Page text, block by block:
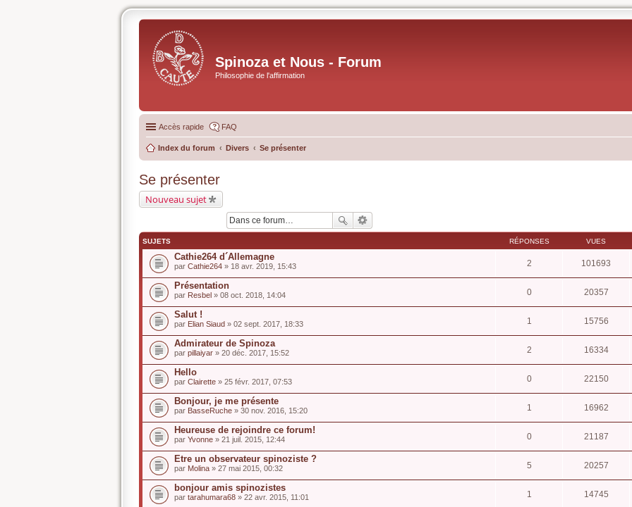
Spinoza et Nous - Forum
Philosophie de l'affirmation
Accès rapide FAQ
Index du forum Divers Se présenter
Se présenter
Nouveau sujet
SUJETS RÉPONSES VUES
Cathie264 d´Allemagne
par Cathie264 » 18 avr. 2019, 15:43 2 101693
Présentation
par Resbel » 08 oct. 2018, 14:04 0 20357
Salut !
par Elian Siaud » 02 sept. 2017, 18:33 1 15756
Admirateur de Spinoza
par pillaiyar » 20 déc. 2017, 15:52 2 16334
Hello
par Clairette » 25 févr. 2017, 07:53 0 22150
Bonjour, je me présente
par BasseRuche » 30 nov. 2016, 15:20 1 16962
Heureuse de rejoindre ce forum!
par Yvonne » 21 juil. 2015, 12:44 0 21187
Etre un observateur spinoziste ?
par Molina » 27 mai 2015, 00:32 5 20257
bonjour amis spinozistes
par tarahumara68 » 22 avr. 2015, 11:01 1 14745